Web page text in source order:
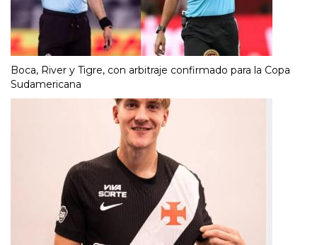
Boca, River y Tigre, con arbitraje confirmado para la Copa
Sudamericana